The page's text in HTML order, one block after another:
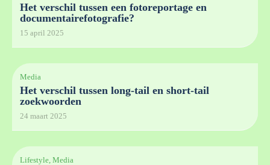
Het verschil tussen een fotoreportage en
documentairefotografie?
15 april 2025
Media
Het verschil tussen long-tail en short-tail
zoekwoorden
24 maart 2025
Lifestyle, Media